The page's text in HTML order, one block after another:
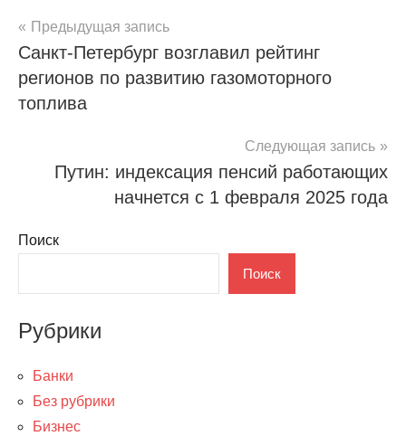
Навигация
по
записям
Предыдущая запись
Санкт-Петербург возглавил рейтинг
регионов по развитию газомоторного
топлива
Следующая запись
Путин: индексация пенсий работающих
начнется с 1 февраля 2025 года
Поиск
Поиск
Рубрики
Банки
Без рубрики
Бизнес